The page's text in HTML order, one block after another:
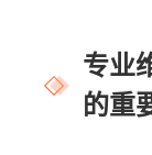
专业
的重